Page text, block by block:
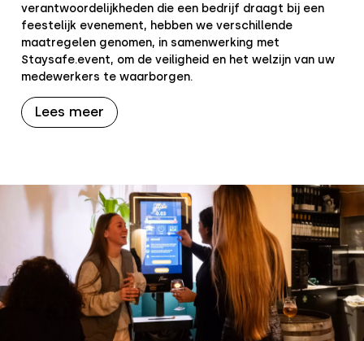
verantwoordelijkheden die een bedrijf draagt bij een
feestelijk evenement, hebben we verschillende
maatregelen genomen, in samenwerking met
Staysafe.event, om de veiligheid en het welzijn van uw
medewerkers te waarborgen.
Lees meer